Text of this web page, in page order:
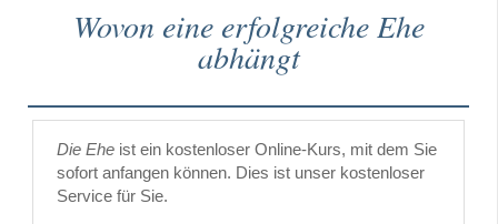
Wovon eine erfolgreiche Ehe
abhängt
Die Ehe ist ein kostenloser Online-Kurs, mit dem Sie
sofort anfangen können. Dies ist unser kostenloser
Service für Sie.